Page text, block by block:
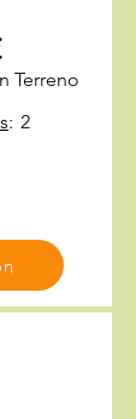
Terreno
: 2